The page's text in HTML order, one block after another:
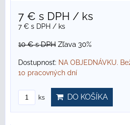
7 € s DPH / ks
7 € s DPH / ks
10 €s DPH Zľava 30%
Dostupnosť: NA OBJEDNÁVKU.
10 pracovných dní
ks DO KOŠÍKA